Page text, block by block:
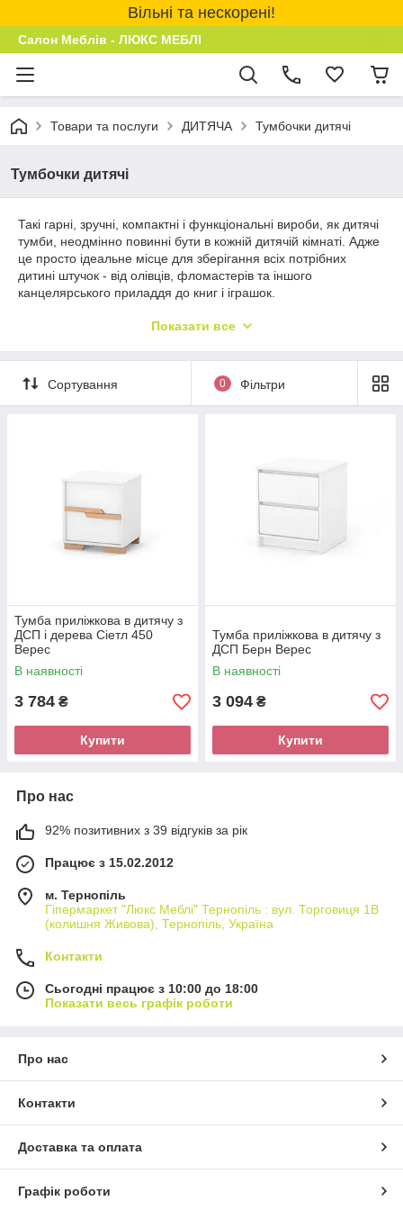
Вільні та нескорені!
Салон Меблів - ЛЮКС МЕБЛІ
Товари та послуги ДИТЯЧА Тумбочки дитячі
Тумбочки дитячі
Такі гарні, зручні, компактні і функціональні вироби, як дитячі
тумби, неодмінно повинні бути в кожній дитячій кімнаті. Адже
це просто ідеальне місце для зберігання всіх потрібних
дитині штучок - від олівців, фломастерів та іншого
канцелярського приладдя до книг і іграшок.
екологічно чистих матеріалів, що не виділяють у повітря
Показати все
Сортування 0 Фільтри
Тумба приліжкова в дитячу з
ДСП і дерева Сіетл 450
Верес
В наявності
3 784 ₴
Купити
Тумба приліжкова в дитячу з
ДСП Берн Верес
В наявності
3 094 ₴
Купити
Про нас
92% позитивних з 39 відгуків за рік
Працює з 15.02.2012
м. Тернопіль
Гіпермаркет "Люкс Меблі" Тернопіль : вул. Торговиця 1В
(колишня Живова), Тернопіль, Україна
Контакти
Сьогодні працює з 10:00 до 18:00
Показати весь графік роботи
Про нас
Контакти
Доставка та оплата
Графік роботи